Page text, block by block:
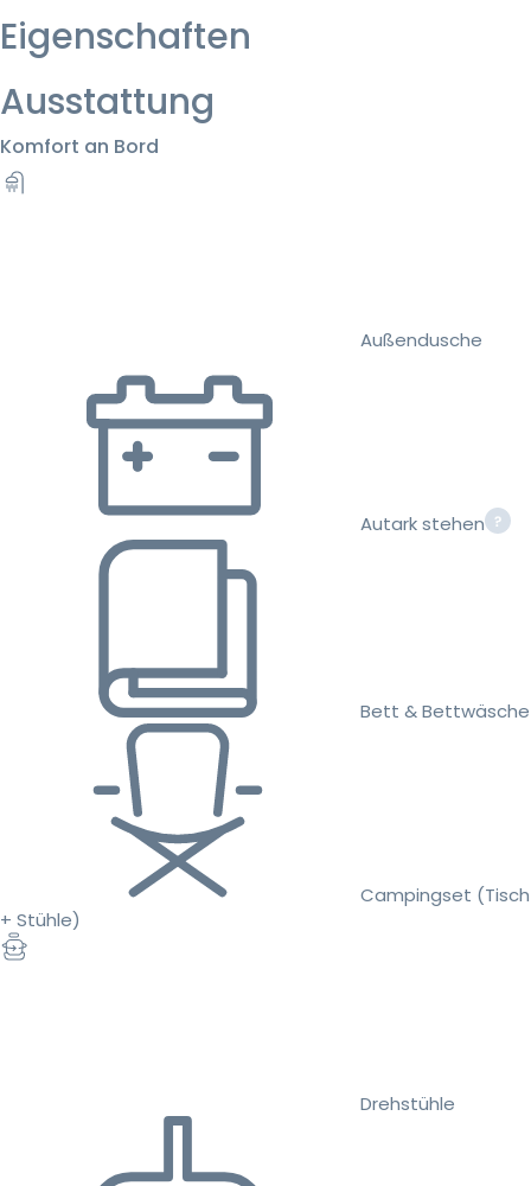
Eigenschaften
Ausstattung
Komfort an Bord
Außendusche
Autark stehen
Bett & Bettwäsche
Campingset (Tisch
+ Stühle)
Drehstühle